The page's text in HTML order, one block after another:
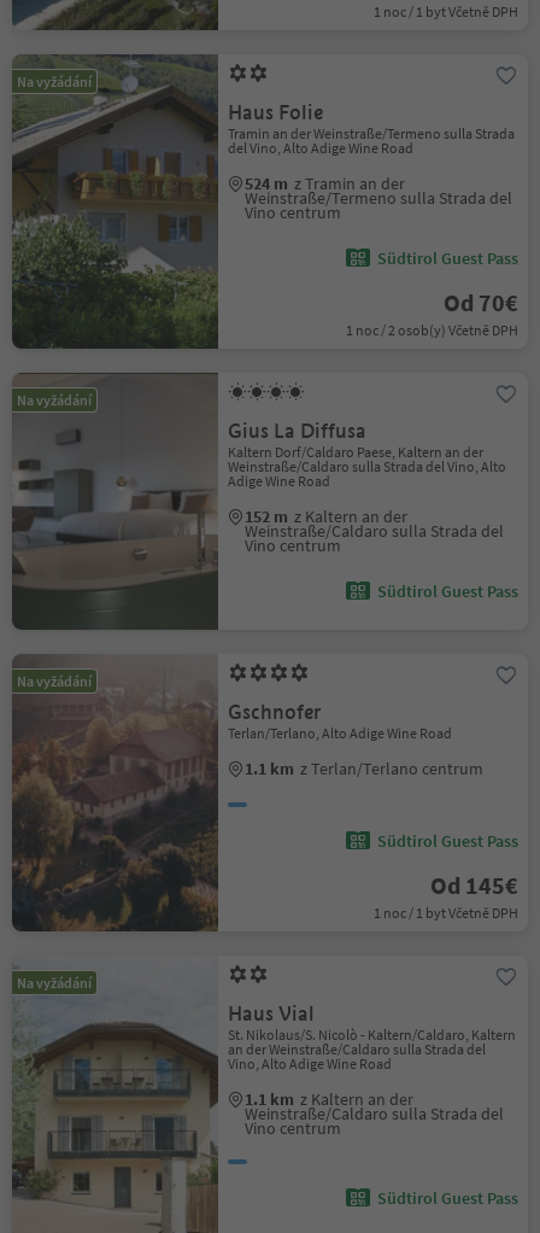
1 noc / 1 byt Včetně DPH
Na vyžádání
Haus Folie
Tramin an der Weinstraße/Termeno sulla Strada
del Vino, Alto Adige Wine Road
524 m z Tramin an der
Weinstraße/Termeno sulla Strada del
Vino centrum
Südtirol Guest Pass
Od 70€
1 noc / 2 osob(y) Včetně DPH
Na vyžádání
Gius La Diffusa
Kaltern Dorf/Caldaro Paese, Kaltern an der
Weinstraße/Caldaro sulla Strada del Vino, Alto
Adige Wine Road
152 m z Kaltern an der
Weinstraße/Caldaro sulla Strada del
Vino centrum
Südtirol Guest Pass
Na vyžádání
Gschnofer
Terlan/Terlano, Alto Adige Wine Road
1.1 km z Terlan/Terlano centrum
Südtirol Guest Pass
Od 145€
1 noc / 1 byt Včetně DPH
Na vyžádání
Haus Vial
St. Nikolaus/S. Nicolò - Kaltern/Caldaro, Kaltern
an der Weinstraße/Caldaro sulla Strada del
Vino, Alto Adige Wine Road
1.1 km z Kaltern an der
Weinstraße/Caldaro sulla Strada del
Vino centrum
Südtirol Guest Pass